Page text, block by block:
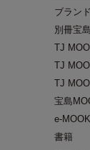
ブラン
別冊宝島
TJ
TJ
TJ
宝島
e-MOOK
書籍